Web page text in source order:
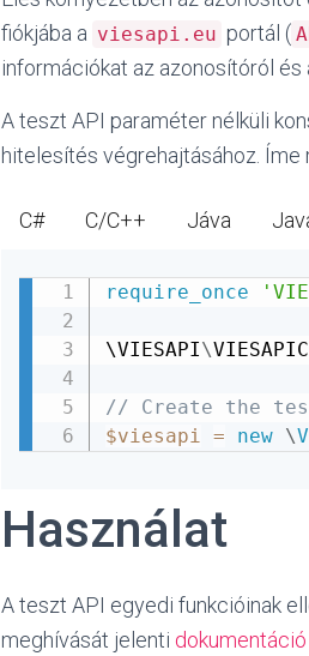
fiókjába a viesapi.eu portál (
információkat az azonosítóról és
A teszt API paraméter nélküli
hitelesítés végrehajtásához. Íme
C# C/C++ Jáva
require_once
\VIESAPI\
// Create the
$viesapi = new \
Használat
A teszt API egyedi funkcióinak
meghívását jelenti dokumentáció